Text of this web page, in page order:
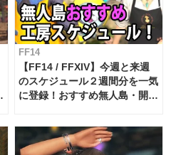
FF14
【FF14 / FFXIV】今週と来週
のスケジュール２週間分を一気
に登録！おすすめ無人島・開拓